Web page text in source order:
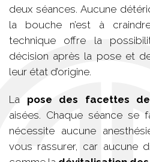
deux séances. Aucune
la bouche n’est à
technique offre la
décision après la pose et
leur état d’origine.
La pose des facettes
aisées. Chaque séance se
nécessite aucune
vous rassurer, car aucune